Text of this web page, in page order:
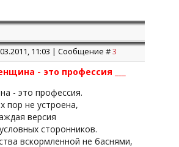
11:03 | Сообщение #3
- это профессия ___
- это профессия.
пор не устроена,
версия
сторонников.
вскормленной не баснями,